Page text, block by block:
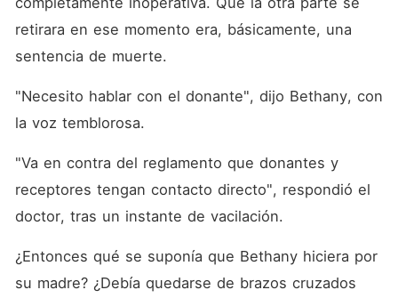
retirara en ese momento era, básicamente, una
sentencia de muerte.
"Necesito hablar con el donante", dijo Bethany, con
la voz temblorosa.
"Va en contra del reglamento que donantes y
receptores tengan contacto directo", respondió el
doctor, tras un instante de vacilación.
¿Entonces qué se suponía que Bethany hiciera por
su madre? ¿Debía quedarse de brazos cruzados